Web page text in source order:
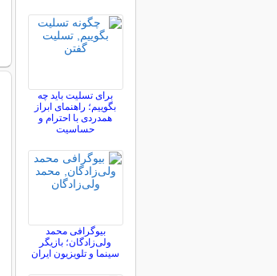
برای تسلیت باید چه
بگوییم؛ راهنمای ابراز
همدردی با احترام و
حساسیت
بیوگرافی محمد
ولی‌زادگان؛ بازیگر
سینما و تلویزیون ایران